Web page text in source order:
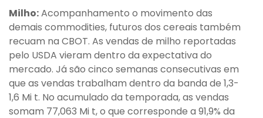
Milho:Acompanhamento o movimento das
demais commodities, futuros dos cereais também
recuam na CBOT. As vendas de milho reportadas
pelo USDA vieram dentro da expectativa do
mercado. Já são cinco semanas consecutivas em
que as vendas trabalham dentro da banda de 1,3-
1,6 Mi t. No acumulado da temporada, as vendas
somam 77,063 Mi t, o que corresponde a 91,9% da